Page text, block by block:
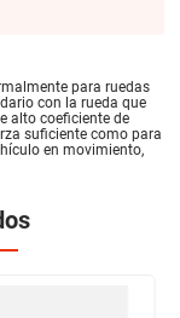
para ruedas
con la rueda que
alto coeficiente de
suficiente como para
en movimiento,